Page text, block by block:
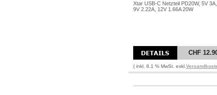
Xtar USB-C Netzteil PD20W, 5V 3A,
9V 2.22A, 12V 1.66A 20W
CHF
( inkl. 8.1 % MwSt. exkl.